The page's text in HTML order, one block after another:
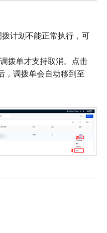
计划不能正常执行，可
拨单才支持取消。点击
，调拨单会自动移到至